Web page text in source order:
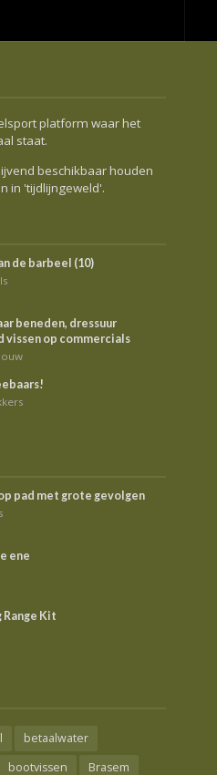
platform waar het
staat.
beschikbaar houden
in 'tijdlijngeweld'.
de barbeel (10)
beneden, dressuur
vissen op commercials
pad met grote gevolgen
ene
Range Kit
betaalwater
bootvissen
Brasem